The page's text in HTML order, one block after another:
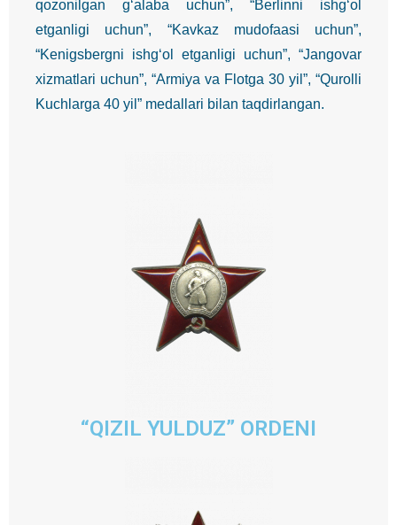
qozonilgan g‘alaba uchun”, “Berlinni ishg‘ol
etganligi uchun”, “Kavkaz mudofaasi uchun”,
“Kenigsbergni ishg‘ol etganligi uchun”, “Jangovar
xizmatlari uchun”, “Armiya va Flotga 30 yil”, “Qurolli
Kuchlarga 40 yil” medallari bilan taqdirlangan.
“QIZIL YULDUZ” ORDENI